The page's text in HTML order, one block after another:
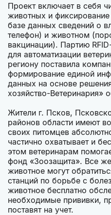
Проект включает в себя
животных и
базе данных сведений о
телефон) и животном
вакцинации). Партию
для автоматизации
региону поставила
формирование единой
данных на основе
хозяйство-Ветеринария»
Жители г. Псков,
районов области имеют
своих питомцев
частично охватывает и
этом ветеринарам
фонд «Зоозащита». Все
животное могут
станций по борьбе с
животное бесплатно
необходимые прививки,
поставят на учет.